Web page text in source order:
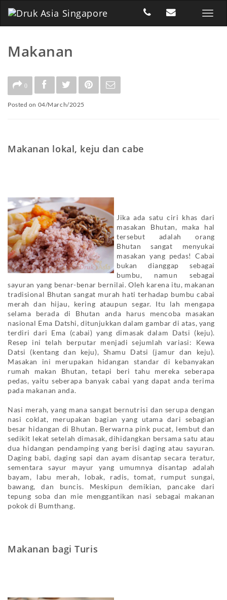
Makanan
0
Posted on 04/March/2025
Makanan lokal, keju dan cabe
Jika ada satu ciri khas dari
masakan Bhutan, maka hal
tersebut adalah orang
Bhutan sangat menyukai
masakan yang pedas! Cabai
bukan dianggap sebagai
bumbu, namun sebagai
sayuran yang benar-benar bernilai. Oleh karena itu, makanan
tradisional Bhutan sangat murah hati terhadap bumbu cabai
merah dan hijau, kering ataupun segar. Itu lah mengapa
selama berada di Bhutan anda harus mencoba masakan
nasional Ema Datshi, ditunjukkan dalam gambar di atas, yang
terdiri dari Ema (cabai) yang dimasak dalam Datsi (keju).
Resep ini telah berputar menjadi sejumlah variasi: Kewa
Datsi (kentang dan keju), Shamu Datsi (jamur dan keju).
Masakan ini merupakan hidangan standar di kebanyakan
rumah makan Bhutan, tetapi beri tahu mereka seberapa
pedas, yaitu seberapa banyak cabai yang dapat anda terima
pada makanan anda.
Nasi merah, yang mana sangat bernutrisi dan serupa dengan
nasi coklat, merupakan bagian yang utama dari sebagian
besar hidangan di Bhutan. Berwarna pink pucat, lembut dan
sedikit lekat setelah dimasak, dihidangkan bersama satu atau
dua hidangan pendamping yang berisi daging atau sayuran.
Daging babi, daging sapi dan ayam disantap secara teratur,
sementara sayur mayur yang umumnya disantap adalah
bayam, labu merah, lobak, radis, tomat, rumput sungai,
bawang, dan buncis. Meskipun demikian, pancake dari
tepung soba dan mie menggantikan nasi sebagai makanan
pokok di Bumthang.
Makanan bagi Turis